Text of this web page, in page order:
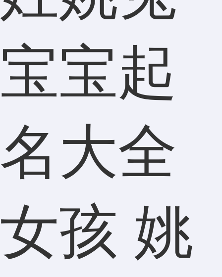
宝宝起
名大全
女孩 姚